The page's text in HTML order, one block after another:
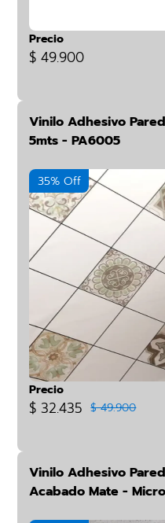
Precio
$ 49.900
Vinilo Adhesivo
5mts - PA6005
35% Off
Precio
$ 32.435 $ 49.900
Vinilo Adhesivo
Acabado Mate -